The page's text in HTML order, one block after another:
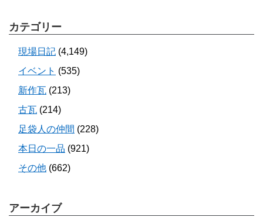
カテゴリー
現場日記 (4,149)
イベント (535)
新作瓦 (213)
古瓦 (214)
足袋人の仲間 (228)
本日の一品 (921)
その他 (662)
アーカイブ